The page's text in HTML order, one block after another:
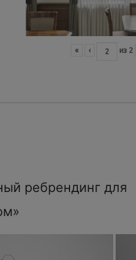
« ‹ из 2
ребрендинг для